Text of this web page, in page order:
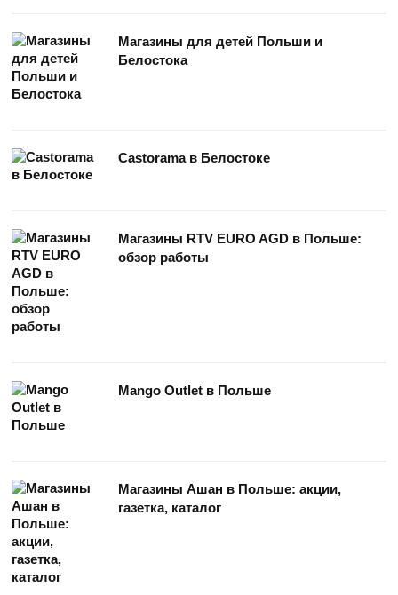
Магазины для детей Польши и
Белостока
Castorama в Белостоке
Магазины RTV EURO AGD в Польше:
обзор работы
Mango Outlet в Польше
Магазины Ашан в Польше: акции,
газетка, каталог